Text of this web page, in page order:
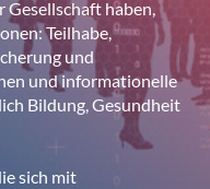
Gesellschaft haben,
Teilhabe,
und
und informationelle
Bildung, Gesundheit
sich mit